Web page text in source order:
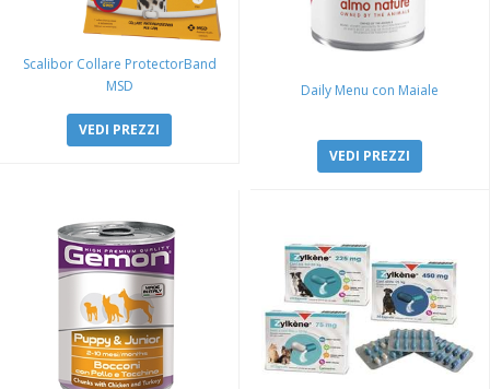
Scalibor Collare ProtectorBand
MSD
VEDI PREZZI
Daily Menu con Maiale
VEDI PREZZI